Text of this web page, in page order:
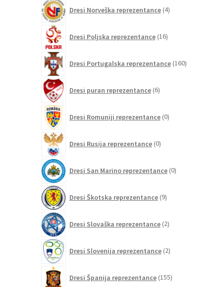
Dresi Norveška reprezentance 4izdelki
Dresi Poljska reprezentance 16izdelkov
Dresi Portugalska reprezentance 160izdelkov
Dresi puran reprezentance 6izdelkov
Dresi Romuniji reprezentance 0izdelkov
Dresi Rusija reprezentance 0izdelkov
Dresi San Marino reprezentance 0izdelkov
Dresi Škotska reprezentance 9izdelkov
Dresi Slovaška reprezentance 2izdelka
Dresi Slovenija reprezentance 2izdelka
Dresi Španija reprezentance 155izdelkov